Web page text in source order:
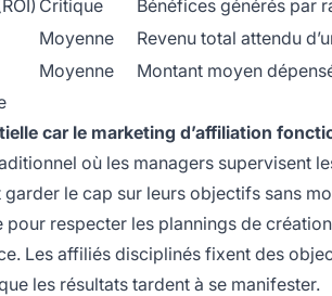
Critique
Bénéfices générés par
Moyenne
Revenu total attendu
Moyenne
Montant moyen
car le marketing d’affiliation
où les managers supervisent
le cap sur leurs objectifs sans
respecter les plannings de
Les affiliés disciplinés fixent des
les résultats tardent à se manifester.